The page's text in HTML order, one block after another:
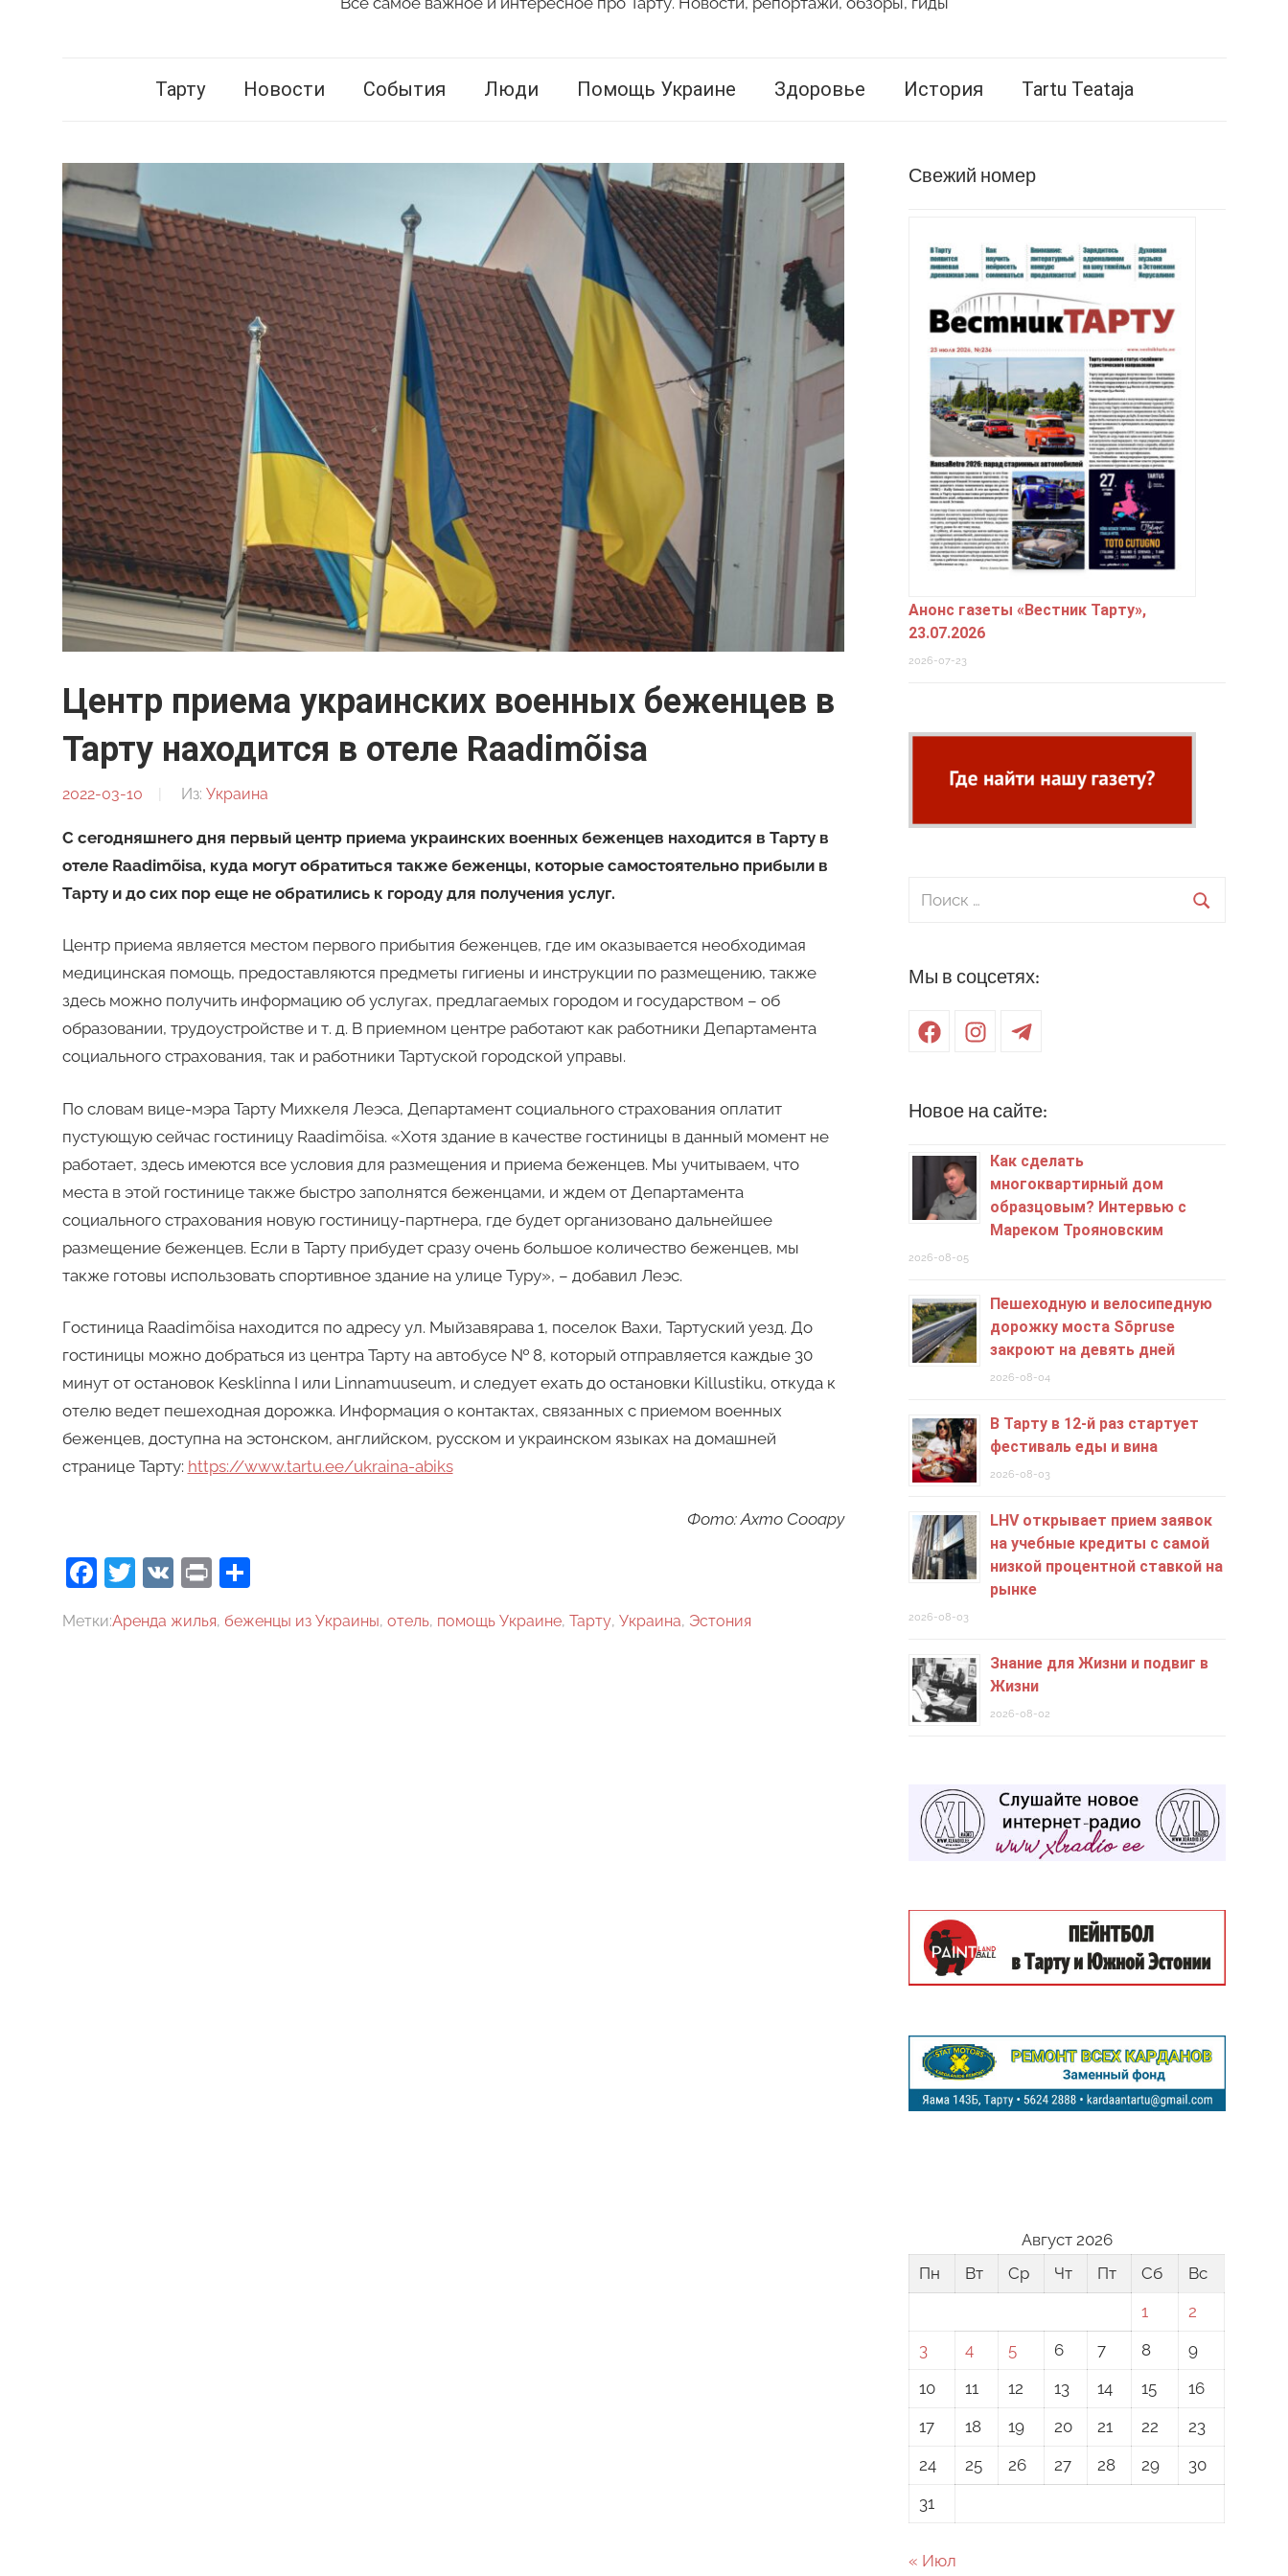
TartuТарту Новости События Люди Помощь Украине Здоровье История Tartu Teataja
Центр приема украинских военных беженцев в
Тарту находится в отеле Raadimõisa
2022-03-10
От:
Из: Украина
С сегодняшнего дня первый центр приема украинских военных беженцев находится в Тарту в
отеле Raadimõisa, куда могут обратиться также беженцы, которые самостоятельно прибыли в
Тарту и до сих пор еще не обратились к городу для получения услуг.
Центр приема является местом первого прибытия беженцев, где им оказывается необходимая
медицинская помощь, предоставляются предметы гигиены и инструкции по размещению, также
здесь можно получить информацию об услугах, предлагаемых городом и государством – об
образовании, трудоустройстве и т. д. В приемном центре работают как работники Департамента
социального страхования, так и работники Тартуской городской управы.
По словам вице-мэра Тарту Михкеля Леэса, Департамент социального страхования оплатит
пустующую сейчас гостиницу Raadimõisa. «Хотя здание в качестве гостиницы в данный момент не
работает, здесь имеются все условия для размещения и приема беженцев. Мы учитываем, что
места в этой гостинице также быстро заполнятся беженцами, и ждем от Департамента
социального страхования новую гостиницу-партнера, где будет организовано дальнейшее
размещение беженцев. Если в Тарту прибудет сразу очень большое количество беженцев, мы
также готовы использовать спортивное здание на улице Туру», – добавил Леэс.
Гостиница Raadimõisa находится по адресу ул. Мыйзавярава 1, поселок Вахи, Тартуский уезд. До
гостиницы можно добраться из центра Тарту на автобусе № 8, который отправляется каждые 30
минут от остановок Kesklinna I или Linnamuuseum, и следует ехать до остановки Killustiku, откуда к
отелю ведет пешеходная дорожка. Информация о контактах, связанных с приемом военных
беженцев, доступна на эстонском, английском, русском и украинском языках на домашней
странице Тарту: https://www.tartu.ee/ukraina-abiks
Фото: Ахто Сооару
Facebook
Twitter
VKPrintОтправить
Метки:Аренда жилья, беженцы из Украины, отель, помощь Украине, Тарту, Украина, Эстония
Свежий номер
Анонс газеты «Вестник Тарту»,
23.07.2026
2026-07-23
Поиск
Мы в соцсетях:
FacebookInstagramTelegram
Новое на сайте:
Как сделать
многоквартирный дом
образцовым? Интервью с
Мареком Трояновским
2026-08-05
Пешеходную и велосипедную
дорожку моста Sõpruse
закроют на девять дней
2026-08-04
В Тарту в 12-й раз стартует
фестиваль еды и вина
2026-08-03
LHV открывает прием заявок
на учебные кредиты c самой
низкой процентной ставкой на
рынке
2026-08-03
Знание для Жизни и подвиг в
Жизни
2026-08-02
Август 2026
Пн
Вт Ср Чт Пт Сб
Вс
1
2
3
4 5 6 7 8
9
10
11 12 13 14 15
16
17
18 19 20 21 22
23
24
25 26 27 28 29
30
31
« Июл